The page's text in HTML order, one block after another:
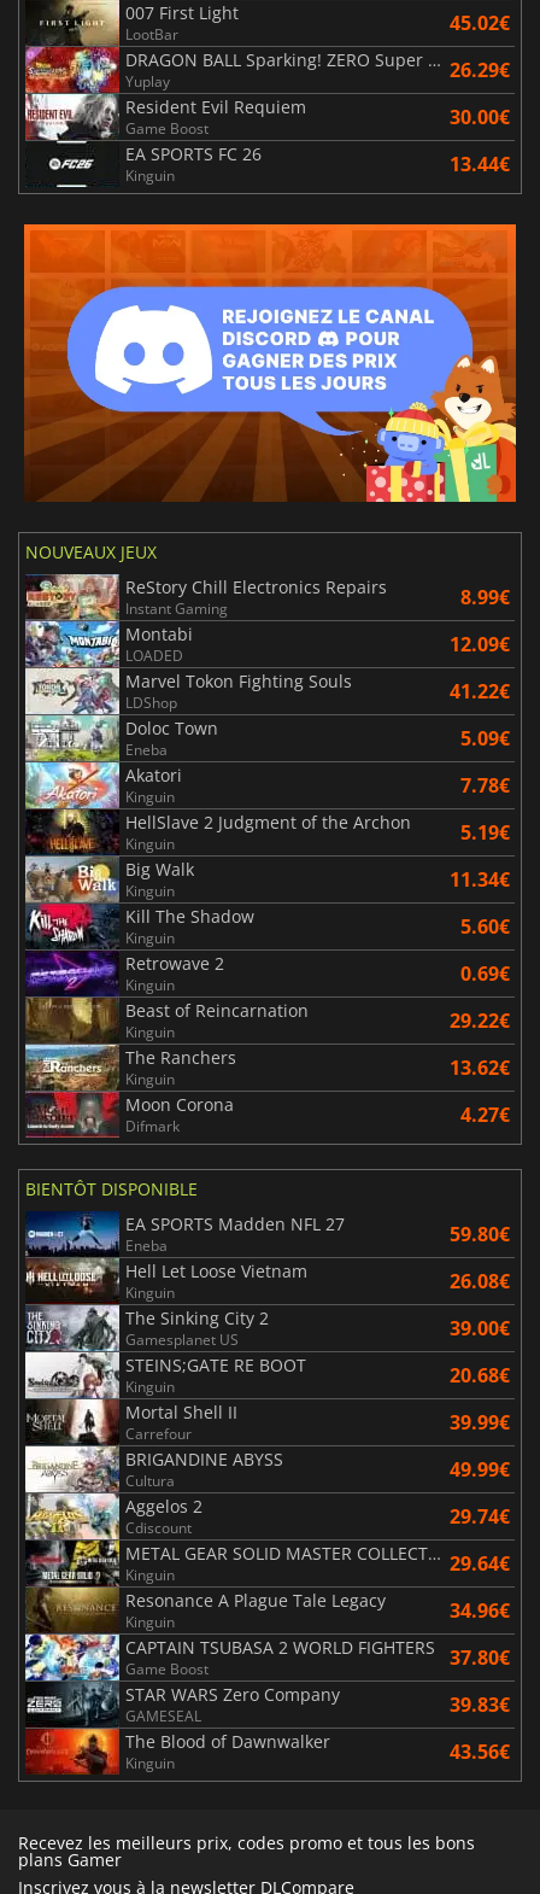
007 First Light
LootBar 45.02€
DRAGON BALL Sparking! ZERO Super Limit Breaking NEO
Yuplay 26.29€
Resident Evil Requiem
Game Boost 30.00€
EA SPORTS FC 26
Kinguin 13.44€
NOUVEAUX JEUX
ReStory Chill Electronics Repairs
Instant Gaming 8.99€
Montabi
LOADED 12.09€
Marvel Tokon Fighting Souls
LDShop 41.22€
Doloc Town
Eneba 5.09€
Akatori
Kinguin 7.78€
HellSlave 2 Judgment of the Archon
Kinguin 5.19€
Big Walk
Kinguin 11.34€
Kill The Shadow
Kinguin 5.60€
Retrowave 2
Kinguin 0.69€
Beast of Reincarnation
Kinguin 29.22€
The Ranchers
Kinguin 13.62€
Moon Corona
Difmark 4.27€
BIENTÔT DISPONIBLE
EA SPORTS Madden NFL 27
Eneba 59.80€
Hell Let Loose Vietnam
Kinguin 26.08€
The Sinking City 2
Gamesplanet US 39.00€
STEINS;GATE RE BOOT
Kinguin 20.68€
Mortal Shell II
Carrefour 39.99€
BRIGANDINE ABYSS
Cultura 49.99€
Aggelos 2
Cdiscount 29.74€
METAL GEAR SOLID MASTER COLLECTION Vol.2
Kinguin 29.64€
Resonance A Plague Tale Legacy
Kinguin 34.96€
CAPTAIN TSUBASA 2 WORLD FIGHTERS
Game Boost 37.80€
STAR WARS Zero Company
GAMESEAL 39.83€
The Blood of Dawnwalker
Kinguin 43.56€
Recevez les meilleurs prix, codes promo et tous les bons
plans Gamer
Inscrivez vous à la newsletter DLCompare